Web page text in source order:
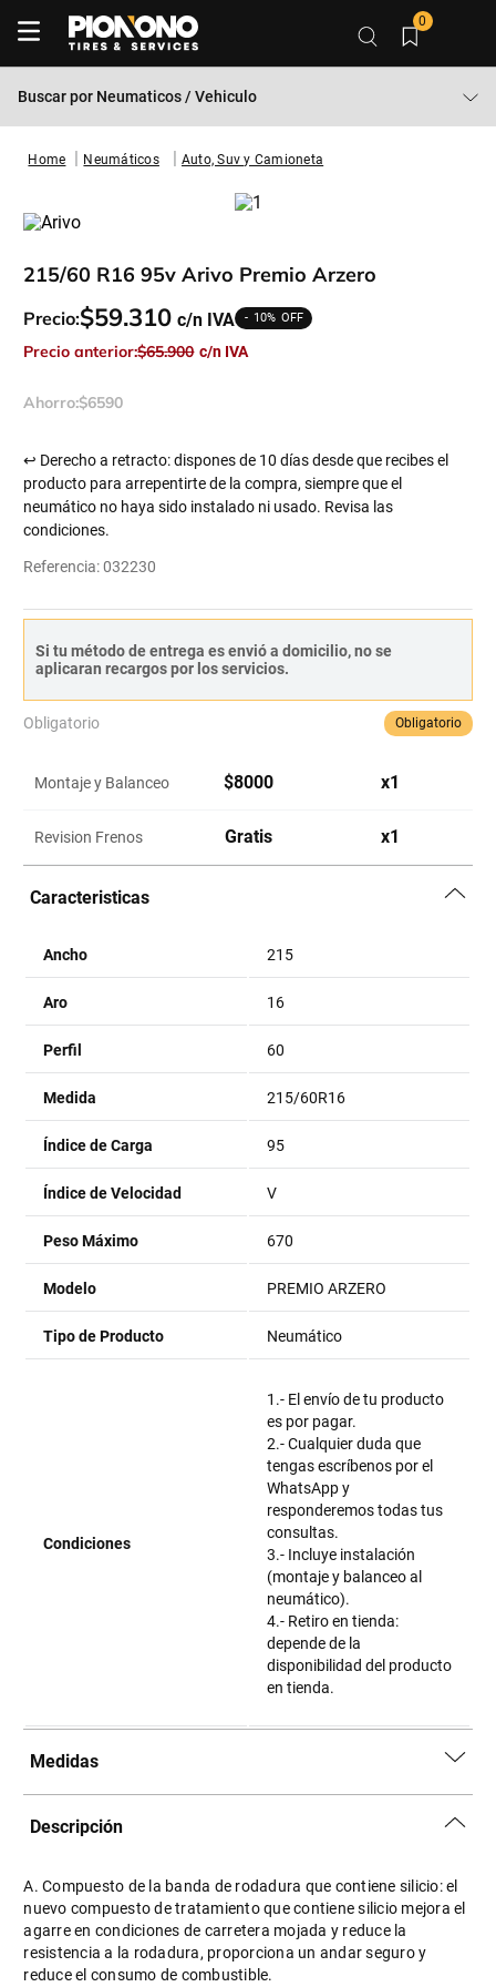
0
Buscar por Neumaticos / Vehiculo
Neumáticos Auto, Suv y Camioneta
215/60 R16 95v Arivo Premio Arzero
Precio:$59.310 10%
Precio anterior:$65.900
Ahorro:$6590
↩ Derecho a retracto: dispones de 10 días desde que recibes el
producto para arrepentirte de la compra, siempre que el
neumático no haya sido instalado ni usado. Revisa las
condiciones.
Referencia:032230
Si tu método de entrega es envió a domicilio, no se
aplicaran recargos por los servicios.
Obligatorio Obligatorio
Montaje y Balanceo $8000 x1
Revision Frenos Gratis x1
Caracteristicas
Ancho 215
Aro 16
Perfil 60
Medida 215/60R16
Índice de Carga 95
Índice de Velocidad V
Peso Máximo 670
Modelo PREMIO ARZERO
Tipo de Producto Neumático
Condiciones
1.- El envío de tu producto
es por pagar.
2.- Cualquier duda que
tengas escríbenos por el
WhatsApp y
responderemos todas tus
consultas.
3.- Incluye instalación
(montaje y balanceo al
neumático).
4.- Retiro en tienda:
depende de la
disponibilidad del producto
en tienda.
Medidas
Descripción
A. Compuesto de la banda de rodadura que contiene silicio: el
nuevo compuesto de tratamiento que contiene silicio mejora el
agarre en condiciones de carretera mojada y reduce la
resistencia a la rodadura, proporciona un andar seguro y
reduce el consumo de combustible.